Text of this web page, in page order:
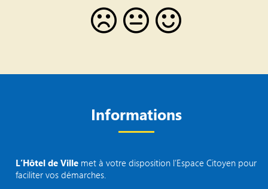
Informations
L’Hôtel de Ville met à votre disposition l’Espace Citoyen pour
faciliter vos démarches.